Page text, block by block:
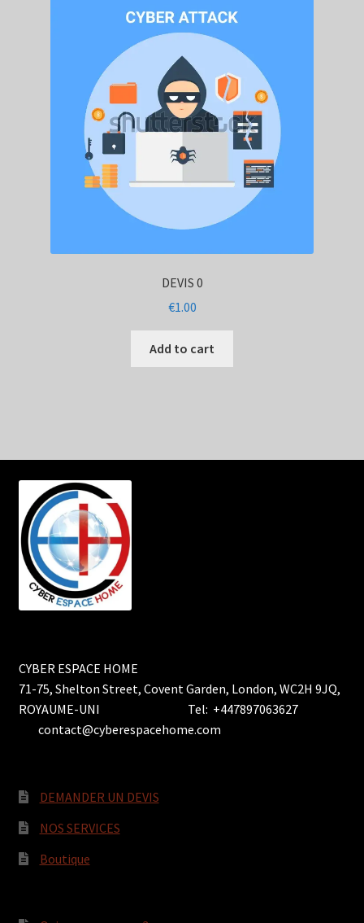
DEVIS 0
€1.00
Add to cart
CYBER ESPACE HOME
71-75, Shelton Street, Covent Garden, London, WC2H 9JQ,
ROYAUME-UNI Tel: +447897063627
contact@cyberespacehome.com
DEMANDER UN DEVIS
NOS SERVICES
Boutique